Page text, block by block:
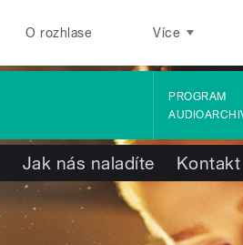
O rozhlase Více
PROGRAM
Jak nás naladíte Kontakt